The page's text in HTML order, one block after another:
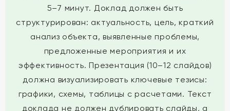
5–7 минут. Доклад должен быть
структурирован: актуальность, цель, краткий
анализ объекта, выявленные проблемы,
предложенные мероприятия и их
эффективность. Презентация (10–12 слайдов)
должна визуализировать ключевые тезисы:
графики, схемы, таблицы с расчетами. Текст
доклада не должен дублировать слайды, а